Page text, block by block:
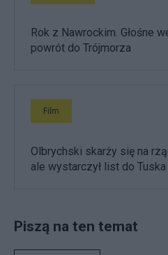
Rok z Nawrockim. Głośne
powrót do Trójmorza
Film
Olbrychski skarży się na
ale wystarczył list do Tuska
Piszą na ten temat